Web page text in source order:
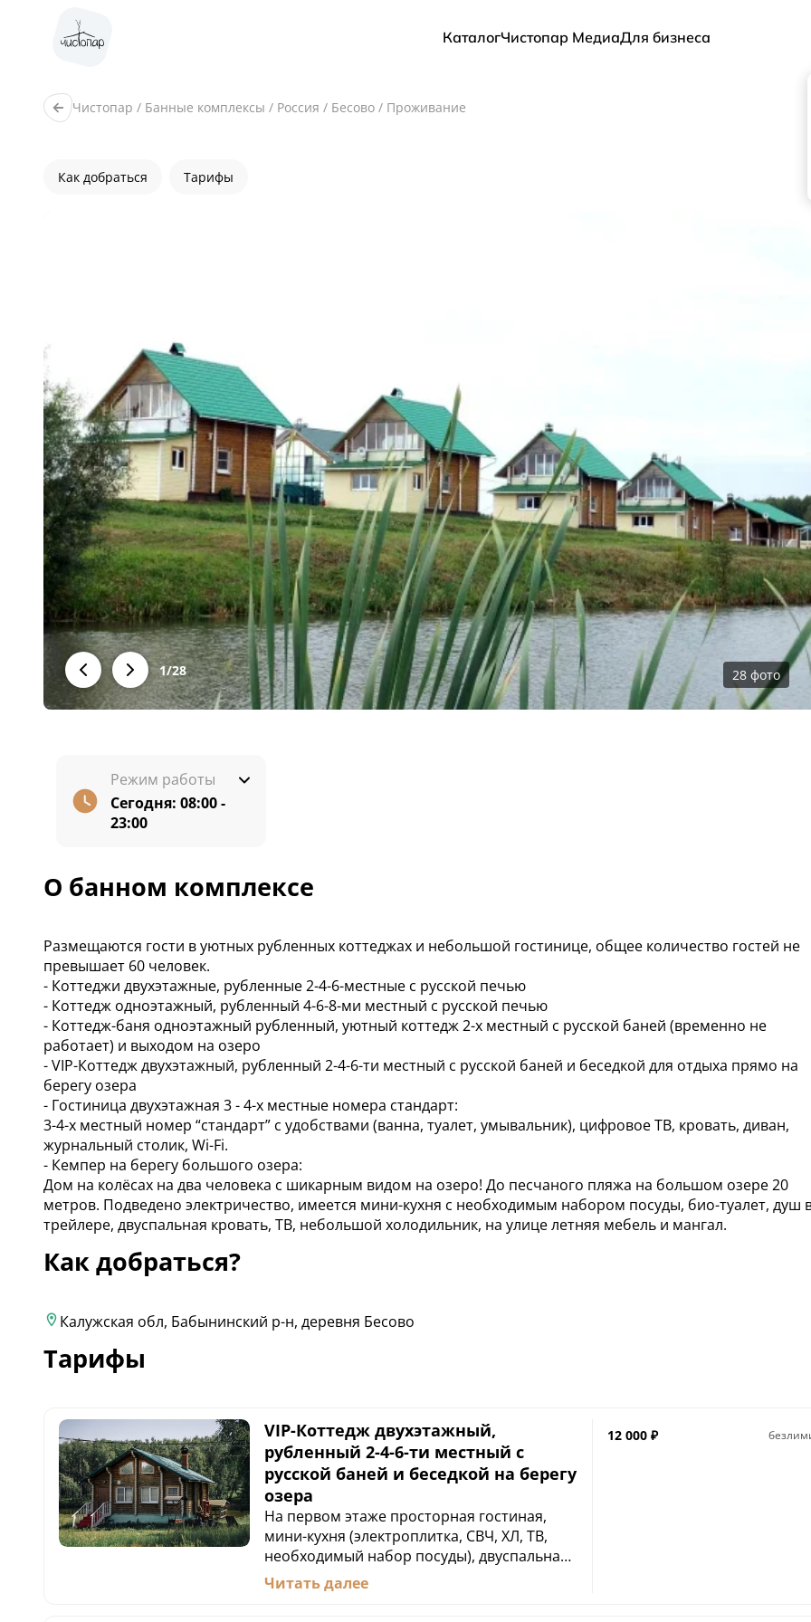
КаталогЧистопар МедиаДля бизнеса
Чистопар / Банные комплексы / Россия / Бесово / Проживание
Как добраться Тарифы
1/28 28 фото
Режим работы
Сегодня: 08:00 -
23:00
О банном комплексе
Размещаются гости в уютных рубленных коттеджах и небольшой гостинице, общее количество гостей не
превышает 60 человек.
- Коттеджи двухэтажные, рубленные 2-4-6-местные с русской печью
- Коттедж одноэтажный, рубленный 4-6-8-ми местный с русской печью
- Коттедж-баня одноэтажный рубленный, уютный коттедж 2-х местный с русской баней (временно не
работает) и выходом на озеро
- VIP-Коттедж двухэтажный, рубленный 2-4-6-ти местный с русской баней и беседкой для отдыха прямо на
берегу озера
- Гостиница двухэтажная 3 - 4-х местные номера стандарт:
3-4-х местный номер “стандарт” с удобствами (ванна, туалет, умывальник), цифровое ТВ, кровать, диван,
журнальный столик, Wi-Fi.
- Кемпер на берегу большого озера:
Дом на колёсах на два человека с шикарным видом на озеро! До песчаного пляжа на большом озере 20
метров. Подведено электричество, имеется мини-кухня с необходимым набором посуды, био-туалет, душ
трейлере, двуспальная кровать, ТВ, небольшой холодильник, на улице летняя мебель и мангал.
Как добраться?
Калужская обл, Бабынинский р-н, деревня Бесово
Тарифы
VIP-Коттедж двухэтажный,
рубленный 2-4-6-ти местный с
русской баней и беседкой на берегу
озера
На первом этаже просторная гостиная,
мини-кухня (электроплитка, СВЧ, ХЛ, ТВ,
необходимый набор посуды), двуспальная
кровать, двуспальный диван, русская баня
с выходом на озеро (топится по желанию
Читать далее
12 000 ₽